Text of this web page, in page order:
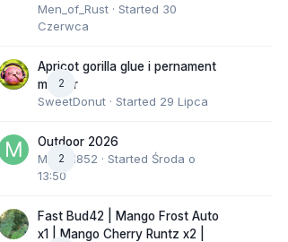
Men_of_Rust · Started 30
Czerwca
2
Apricot gorilla glue i pernament
marker
SweetDonut · Started 29 Lipca
2
Outdoor 2026
Marcel852 · Started Środa o
13:50
Fast Bud42 | Mango Frost Auto
x1 | Mango Cherry Runtz x2 |